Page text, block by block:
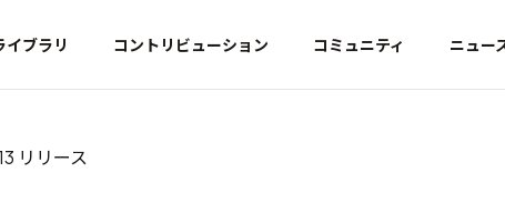
イブラリ コントリビューション コミュニティ ニュー
リリース